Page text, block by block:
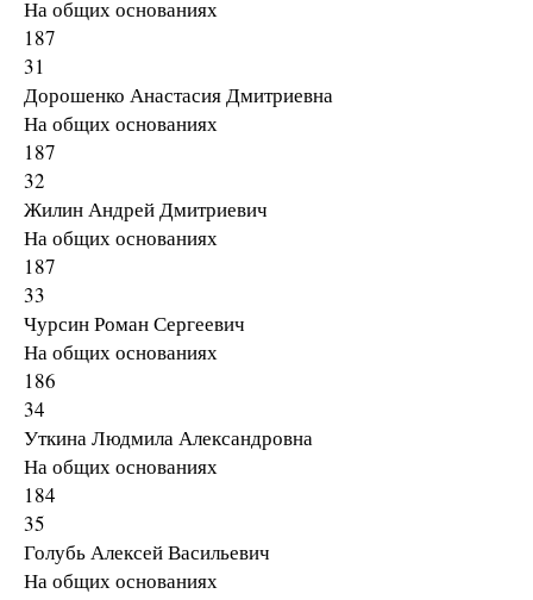
На общих основаниях
187
31
Дорошенко Анастасия Дмитриевна
На общих основаниях
187
32
Жилин Андрей Дмитриевич
На общих основаниях
187
33
Чурсин Роман Сергеевич
На общих основаниях
186
34
Уткина Людмила Александровна
На общих основаниях
184
35
Голубь Алексей Васильевич
На общих основаниях